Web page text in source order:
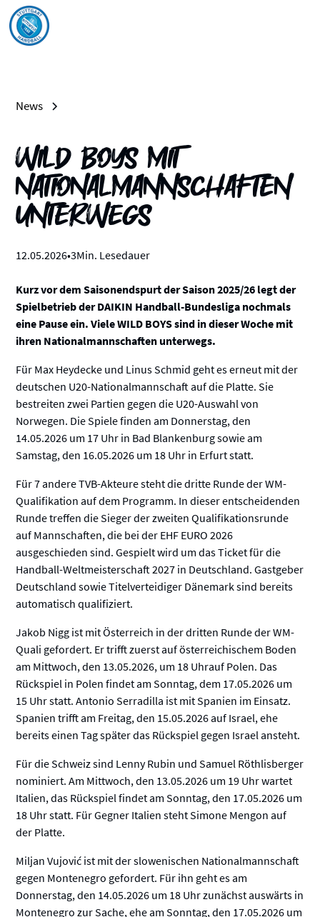
News
WILD BOYS mit
Nationalmannschaften
unterwegs
12.05.2026•3Min. Lesedauer
Kurz vor dem Saisonendspurt der Saison 2025/26 legt der
Spielbetrieb der DAIKIN Handball-Bundesliga nochmals
eine Pause ein. Viele WILD BOYS sind in dieser Woche mit
ihren Nationalmannschaften unterwegs.
Für Max Heydecke und Linus Schmid geht es erneut mit der
deutschen U20-Nationalmannschaft auf die Platte. Sie
bestreiten zwei Partien gegen die U20-Auswahl von
Norwegen. Die Spiele finden am Donnerstag, den
14.05.2026 um 17 Uhr in Bad Blankenburg sowie am
Samstag, den 16.05.2026 um 18 Uhr in Erfurt statt.
Für 7 andere TVB-Akteure steht die dritte Runde der WM-
Qualifikation auf dem Programm. In dieser entscheidenden
Runde treffen die Sieger der zweiten Qualifikationsrunde
auf Mannschaften, die bei der EHF EURO 2026
ausgeschieden sind. Gespielt wird um das Ticket für die
Handball-Weltmeisterschaft 2027 in Deutschland. Gastgeber
Deutschland sowie Titelverteidiger Dänemark sind bereits
automatisch qualifiziert.
Jakob Nigg ist mit Österreich in der dritten Runde der WM-
Quali gefordert. Er trifft zuerst auf österreichischem Boden
am Mittwoch, den 13.05.2026, um 18 Uhrauf Polen. Das
Rückspiel in Polen findet am Sonntag, dem 17.05.2026 um
15 Uhr statt. Antonio Serradilla ist mit Spanien im Einsatz.
Spanien trifft am Freitag, den 15.05.2026 auf Israel, ehe
bereits einen Tag später das Rückspiel gegen Israel ansteht.
Für die Schweiz sind Lenny Rubin und Samuel Röthlisberger
nominiert. Am Mittwoch, den 13.05.2026 um 19 Uhr wartet
Italien, das Rückspiel findet am Sonntag, den 17.05.2026 um
18 Uhr statt. Für Gegner Italien steht Simone Mengon auf
der Platte.
Miljan Vujović ist mit der slowenischen Nationalmannschaft
gegen Montenegro gefordert. Für ihn geht es am
Donnerstag, den 14.05.2026 um 18 Uhr zunächst auswärts in
Montenegro zur Sache, ehe am Sonntag, den 17.05.2026 um